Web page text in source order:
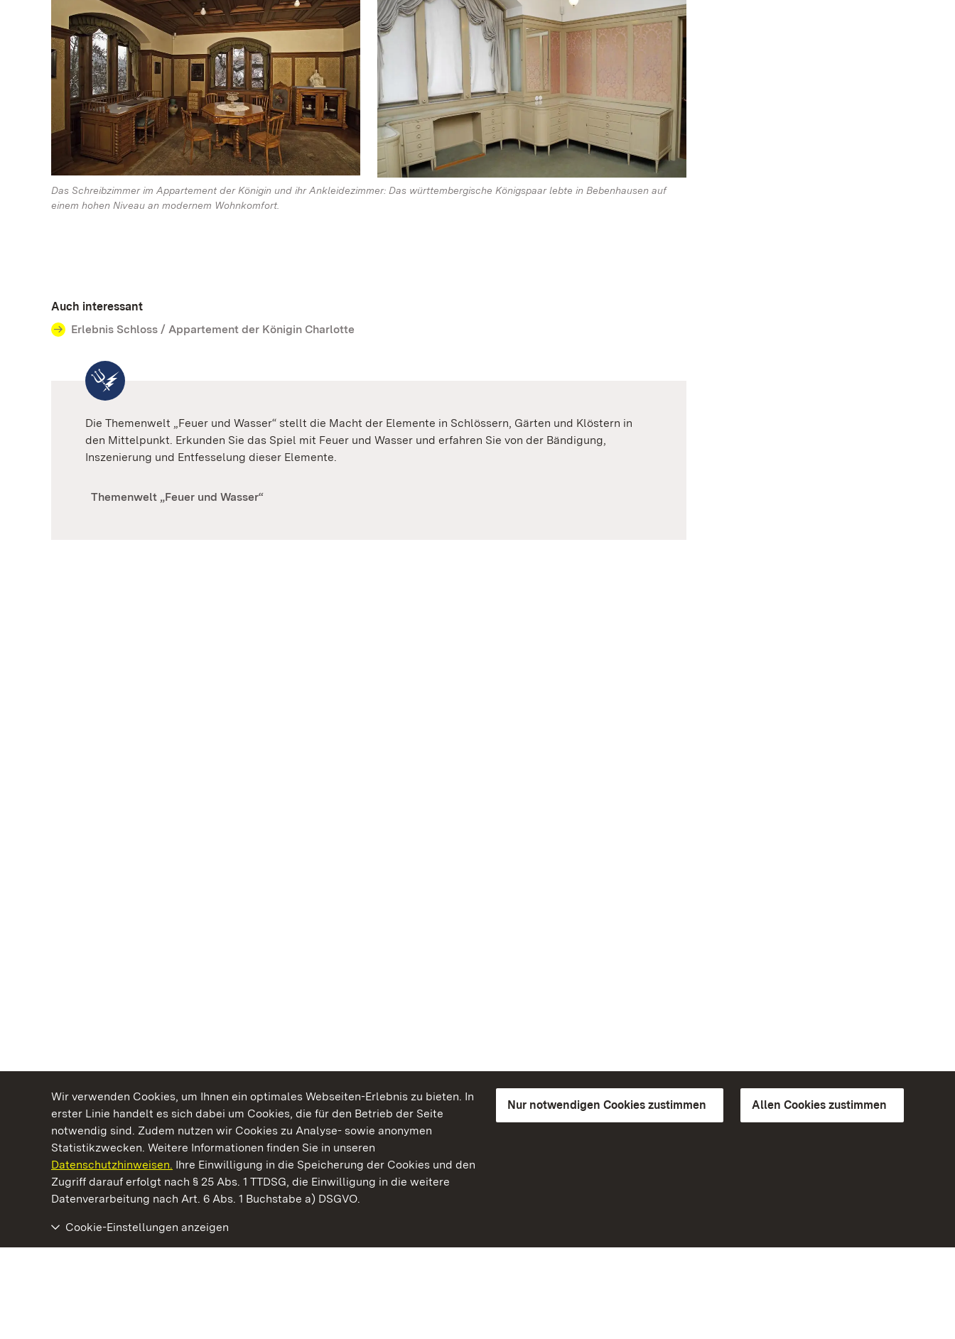
Wir verwenden Cookies, um Ihnen ein optimales Webseiten-Erlebnis zu bieten. In
erster Linie handelt es sich dabei um Cookies, die für den Betrieb der Seite
notwendig sind. Zudem nutzen wir Cookies zu Analyse- sowie anonymen
Statistikzwecken. Weitere Informationen finden Sie in unseren
Datenschutzhinweisen. Ihre Einwilligung in die Speicherung der Cookies und den
Zugriff darauf erfolgt nach § 25 Abs. 1 TTDSG, die Einwilligung in die weitere
Datenverarbeitung nach Art. 6 Abs. 1 Buchstabe a) DSGVO.
Nur notwendigen Cookies zustimmen Allen Cookies zustimmen
Cookie-Einstellungen anzeigen
Das Schreibzimmer im Appartement der Königin und ihr Ankleidezimmer: Das württembergische Königspaar lebte in Bebenhausen auf
einem hohen Niveau an modernem Wohnkomfort.
Auch interessant
Erlebnis Schloss / Appartement der Königin Charlotte
Die Themenwelt „Feuer und Wasser“ stellt die Macht der Elemente in Schlössern, Gärten und Klöstern in
den Mittelpunkt. Erkunden Sie das Spiel mit Feuer und Wasser und erfahren Sie von der Bändigung,
Inszenierung und Entfesselung dieser Elemente.
Themenwelt „Feuer und Wasser“
Kommen. Staunen. Genießen.